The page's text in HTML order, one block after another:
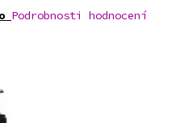
Podrobnosti hodnocení